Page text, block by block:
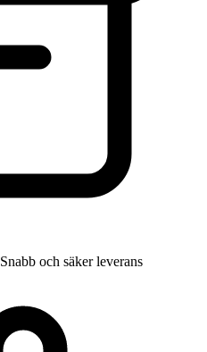
Snabb och säker leverans